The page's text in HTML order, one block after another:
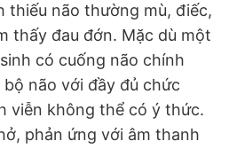
thiếu não thường mù, điếc,
thấy đau đớn. Mặc dù một
có cuống não chính
não với đầy đủ chức
viễn không thể có ý thức.
phản ứng với âm thanh